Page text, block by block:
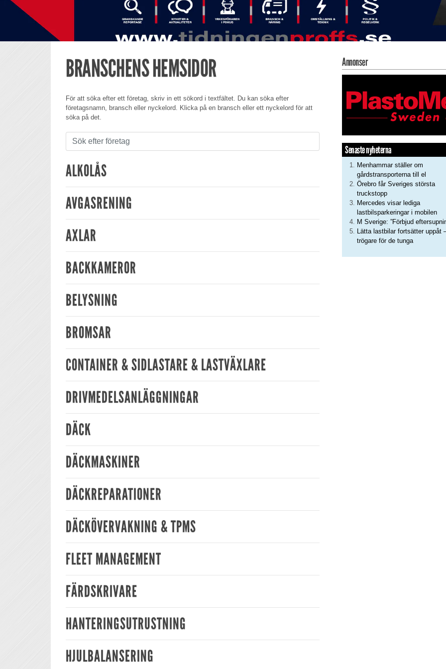
BRANSCHENS HEMSIDOR
För att söka efter ett företag, skriv in ett sökord i textfältet. Du kan söka efter
företagsnamn, bransch eller nyckelord. Klicka på en bransch eller ett nyckelord för att
söka på det.
ALKOLÅS
AVGASRENING
AXLAR
BACKKAMEROR
BELYSNING
BROMSAR
CONTAINER & SIDLASTARE & LASTVÄXLARE
DRIVMEDELSANLÄGGNINGAR
DÄCK
DÄCKMASKINER
DÄCKREPARATIONER
DÄCKÖVERVAKNING & TPMS
FLEET MANAGEMENT
FÄRDSKRIVARE
HANTERINGSUTRUSTNING
HJULBALANSERING
Annonser
Senaste nyheterna
Menhammar ställer om
gårdstransporterna till el
Örebro får Sveriges största
truckstopp
Mercedes visar lediga
lastbilsparkeringar i mobilen
M Sverige: ”Förbjud
Lätta lastbilar fortsätter uppåt
trögare för de tunga